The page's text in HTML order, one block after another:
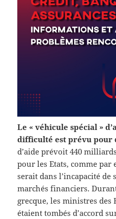
Le « véhicule spécial »
difficulté est prévu pour
d’aide prévoit 440
pour les Etats, comme par
serait dans l’incapacité de
marchés financiers.
grecque, les ministres des
étaient tombés d’accord